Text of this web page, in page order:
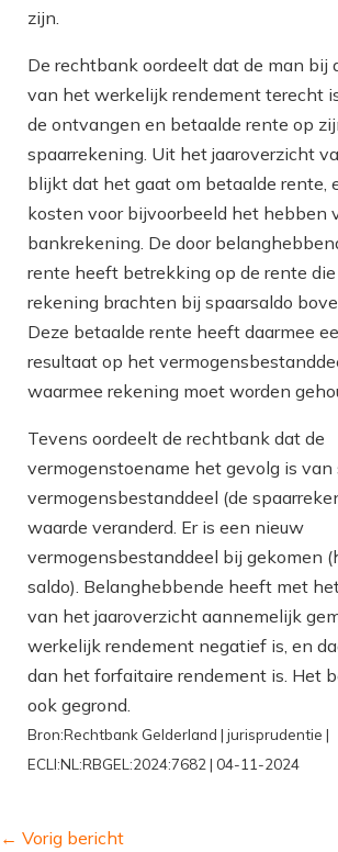
zijn.
De rechtbank oordeelt dat de man bij
van het werkelijk rendement terecht
de ontvangen en betaalde rente op
spaarrekening. Uit het jaaroverzicht
blijkt dat het gaat om betaalde rente,
kosten voor bijvoorbeeld het hebben
bankrekening. De door
rente heeft betrekking op de rente
rekening brachten bij spaarsaldo
Deze betaalde rente heeft daarmee
resultaat op het
waarmee rekening moet worden
Tevens oordeelt de rechtbank dat de
vermogenstoename het gevolg is van
vermogensbestanddeel (de
waarde veranderd. Er is een nieuw
vermogensbestanddeel bij gekomen
saldo). Belanghebbende heeft met
van het jaaroverzicht aannemelijk
werkelijk rendement negatief is, en
dan het forfaitaire rendement is. Het
ook gegrond.
Bron:Rechtbank Gelderland | jurisprudentie |
ECLI:NL:RBGEL:2024:7682 | 04-11-2024
← Vorig bericht